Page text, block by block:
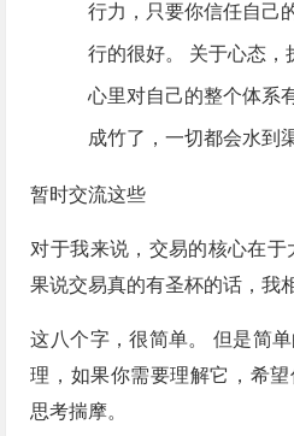
行力，只要你信任自己
行的很好。 关于心态，
心里对自己的整个体系
成竹了，一切都会水到
暂时交流这些
对于我来说，交易的核心在
果说交易真的有圣杯的话，我
这八个字，很简单。 但是简
理，如果你需要理解它，希
思考揣摩。